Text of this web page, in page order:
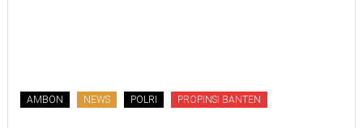
AMBON NEWS POLRI PROPINSI BANTEN